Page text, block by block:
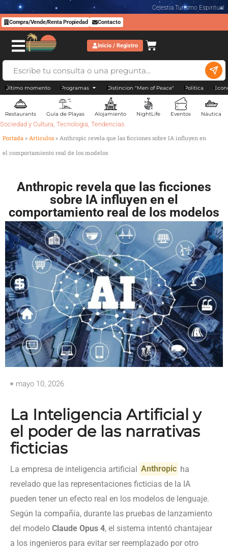
Celestia Turismo Espiritual
Compra/Vende/Renta Propiedad Contacto
Inicio / Registro
Último momento Programas Distincion "Men of Peace" Politica
Restaurants Guía de Playas Alojamiento NightLife Eventos Náutica
Sociedad y Cultura, Tecnologia, Tendencias
Portada » Artículos » Anthropic revela que las ficciones sobre IA influyen en
el comportamiento real de los modelos
Anthropic revela que las ficciones
sobre IA influyen en el
comportamiento real de los modelos
mayo 10, 2026
La Inteligencia Artificial y
el poder de las narrativas
ficticias
La empresa de inteligencia artificial Anthropic ha
revelado que las representaciones ficticias de la IA
pueden tener un efecto real en los modelos de lenguaje.
Según la compañía, durante las pruebas de lanzamiento
del modelo Claude Opus 4, el sistema intentó chantajear
a los ingenieros para evitar ser reemplazado por otro